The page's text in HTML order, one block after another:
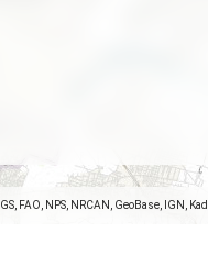
FAO, NPS, NRCAN, GeoBase,